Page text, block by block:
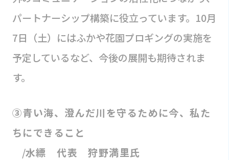
パートナーシップ構築に役立っています。10月
7日（土）にはふかや花園プロギングの実施を
予定しているなど、今後の展開も期待されま
す。
③青い海、澄んだ川を守るために今、私た
ちにできること
/水縹 代表 狩野満里氏